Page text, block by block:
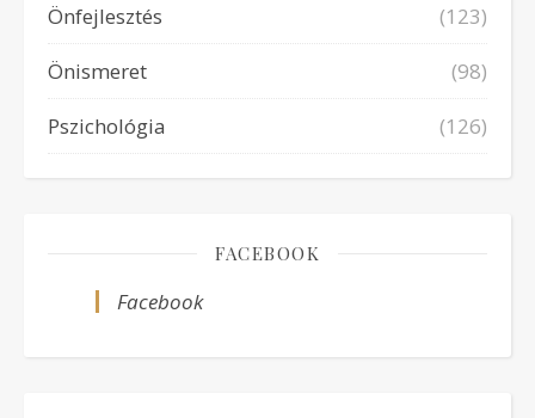
Önfejlesztés
(123)
Önismeret
(98)
Pszichológia
(126)
FACEBOOK
Facebook